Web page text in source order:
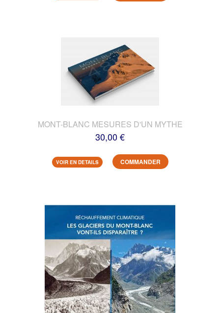
MONT-BLANC MESURES D'UN MYTHE
30,00 €
VOIR EN DETAILS COMMANDER